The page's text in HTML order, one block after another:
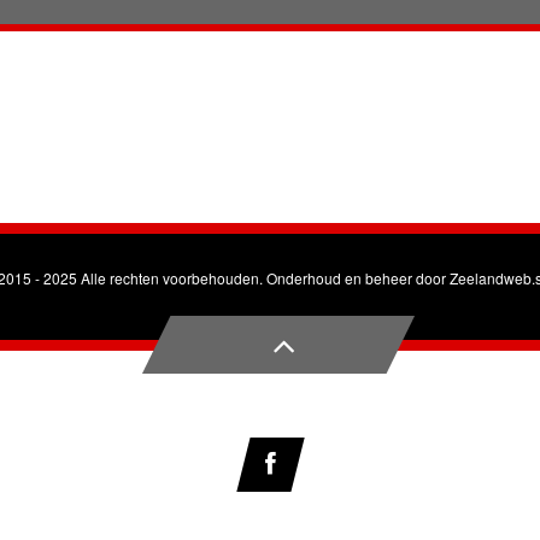
- 2025 Alle rechten voorbehouden. Onderhoud en beheer door